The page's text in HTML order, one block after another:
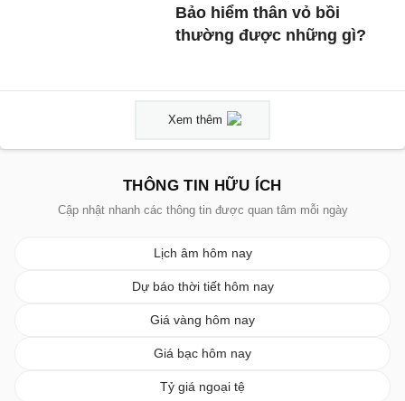
Bảo hiểm thân vỏ bồi
thường được những gì?
Xem thêm
THÔNG TIN HỮU ÍCH
Cập nhật nhanh các thông tin được quan tâm mỗi ngày
Lịch âm hôm nay
Dự báo thời tiết hôm nay
Giá vàng hôm nay
Giá bạc hôm nay
Tỷ giá ngoại tệ